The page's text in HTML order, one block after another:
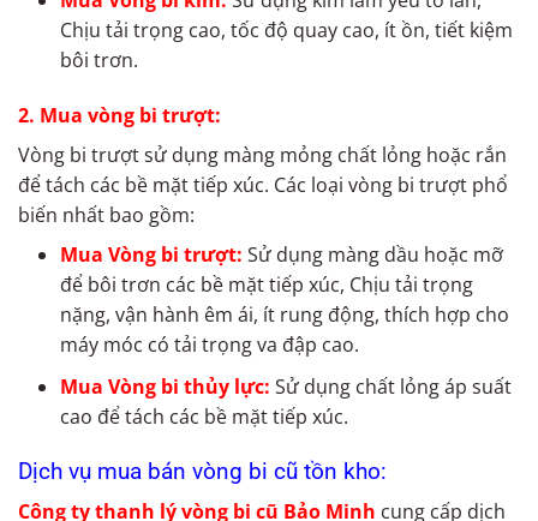
Chịu tải trọng cao, tốc độ quay cao, ít ồn, tiết kiệm
bôi trơn.
2. Mua vòng bi trượt:
Vòng bi trượt sử dụng màng mỏng chất lỏng hoặc rắn
để tách các bề mặt tiếp xúc. Các loại vòng bi trượt phổ
biến nhất bao gồm:
Mua Vòng bi trượt: Sử dụng màng dầu hoặc mỡ
để bôi trơn các bề mặt tiếp xúc, Chịu tải trọng
nặng, vận hành êm ái, ít rung động, thích hợp cho
máy móc có tải trọng va đập cao.
Mua Vòng bi thủy lực: Sử dụng chất lỏng áp suất
cao để tách các bề mặt tiếp xúc.
Dịch vụ mua bán vòng bi cũ tồn kho:
Công ty thanh lý vòng bi cũ Bảo Minh cung cấp dịch